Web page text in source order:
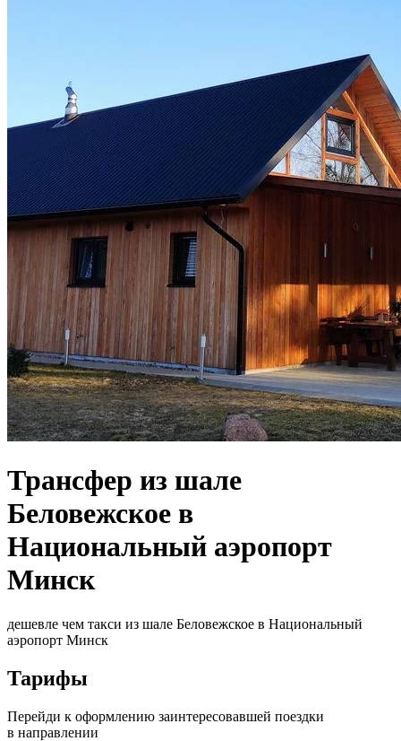
Трансфер из шале
Беловежское в
Национальный аэропорт
Минск
дешевле чем такси из шале Беловежское в Национальный
аэропорт Минск
Тарифы
Перейди к оформлению заинтересовавшей поездки
в направлении